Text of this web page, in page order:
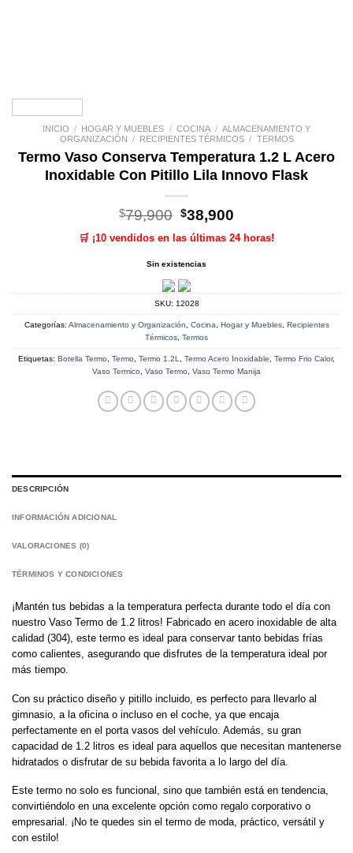
INICIO / HOGAR Y MUEBLES / COCINA / ALMACENAMIENTO Y
ORGANIZACIÓN / RECIPIENTES TÉRMICOS / TERMOS
Termo Vaso Conserva Temperatura 1.2 L Acero
Inoxidable Con Pitillo Lila Innovo Flask
$79,900 El
precio
original
era:
$38,900
actual
🛒 ¡10 vendidos en las últimas 24 horas!
Sin existencias
SKU: 12028
Categorías: Almacenamiento y Organización, Cocina, Hogar y Muebles, Recipientes
Térmicos, Termos
Etiquetas: Botella Termo, Termo, Termo 1.2L, Termo Acero Inoxidable, Termo Frio Calor,
Vaso Termico, Vaso Termo, Vaso Termo Manija
DESCRIPCIÓN
INFORMACIÓN ADICIONAL
VALORACIONES (0)
TÉRMINOS Y CONDICIONES
¡Mantén tus bebidas a la temperatura perfecta durante todo el día con
nuestro Vaso Termo de 1.2 litros! Fabricado en acero inoxidable de alta
calidad (304), este termo es ideal para conservar tanto bebidas frías
como calientes, asegurando que disfrutes de la temperatura ideal por
más tiempo.
Con su práctico diseño y pitillo incluido, es perfecto para llevarlo al
gimnasio, a la oficina o incluso en el coche, ya que encaja
perfectamente en el porta vasos del vehículo. Además, su gran
capacidad de 1.2 litros es ideal para aquellos que necesitan mantenerse
hidratados o disfrutar de su bebida favorita a lo largo del día.
Este termo no solo es funcional, sino que también está en tendencia,
convirtiéndolo en una excelente opción como regalo corporativo o
empresarial. ¡No te quedes sin el termo de moda, práctico, versátil y
con estilo!